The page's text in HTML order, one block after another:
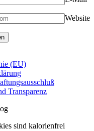
Website
(EU)
Transparenz
sind kalorienfrei